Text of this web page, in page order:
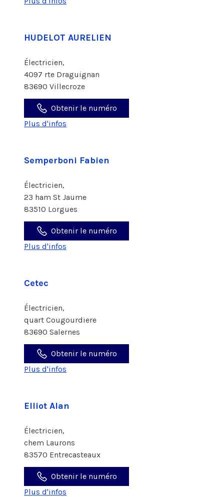
HUDELOT AURELIEN
Électricien,
4097 rte Draguignan
83690 Villecroze
Obtenir le numéro
Plus d'infos
Semperboni Fabien
Électricien,
23 ham St Jaume
83510 Lorgues
Obtenir le numéro
Plus d'infos
Cetec
Électricien,
quart Cougourdiere
83690 Salernes
Obtenir le numéro
Plus d'infos
Elliot Alan
Électricien,
chem Laurons
83570 Entrecasteaux
Obtenir le numéro
Plus d'infos